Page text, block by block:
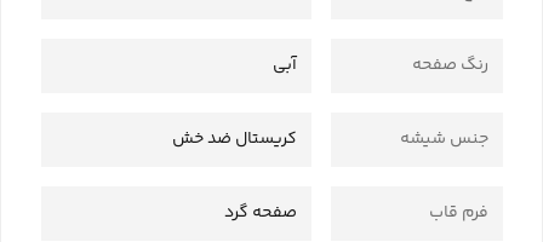
رنگ صفحه آبی
جنس شیشه کریستال ضد خش
فرم قاب صفحه گرد